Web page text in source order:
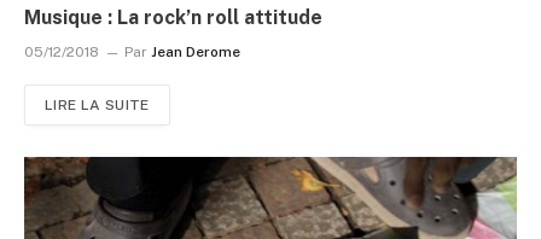
Musique : La rock’n roll attitude
05/12/2018 Par Jean Derome
LIRE LA SUITE